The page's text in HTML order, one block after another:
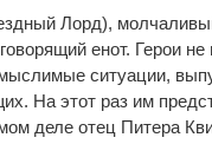
Лорд),
енот. Герои
ситуации,
На этот раз им
деле отец Питера